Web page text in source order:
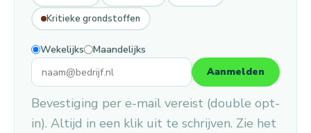
Kritieke grondstoffen
Wekelijks
Maandelijks
Aanmelden
Bevestiging per e-mail vereist (double opt-
in). Altijd in een klik uit te schrijven. Zie het